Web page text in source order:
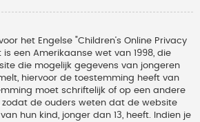
het Engelse "Children’s Online Privacy
een Amerikaanse wet van 1998, die
die mogelijk gegevens van jongeren
hiervoor de toestemming heeft van
moet schriftelijk of op een andere
zodat de ouders weten dat de website
hun kind, jonger dan 13, heeft. Indien je